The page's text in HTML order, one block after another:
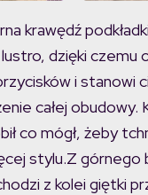
krawędź
dzięki czemu
i stanowi
całej obudowy.
co mógł, żeby
stylu.Z górnego
z kolei giętki